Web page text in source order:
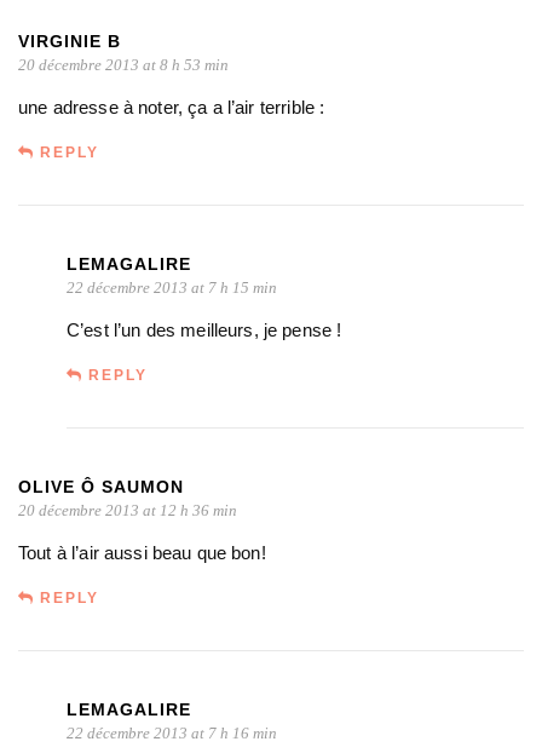
VIRGINIE B
20 décembre 2013 at 8 h 53 min
une adresse à noter, ça a l’air terrible :
REPLY
LEMAGALIRE
22 décembre 2013 at 7 h 15 min
C’est l’un des meilleurs, je pense !
REPLY
OLIVE Ô SAUMON
20 décembre 2013 at 12 h 36 min
Tout à l’air aussi beau que bon!
REPLY
LEMAGALIRE
22 décembre 2013 at 7 h 16 min